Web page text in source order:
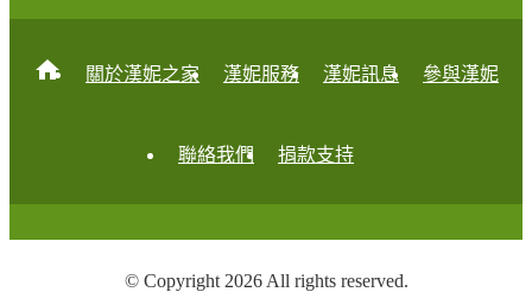
home 關於漢妮之家 漢妮服務 漢妮訊息 參與漢妮
聯絡我們 捐款支持
© Copyright 2026 All rights reserved.